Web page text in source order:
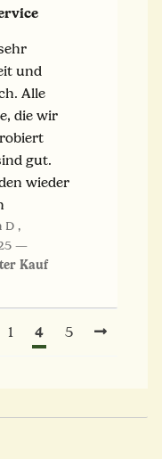
und
Alle
die wir
gut.
wieder
D ,
Kauf
1 4 5